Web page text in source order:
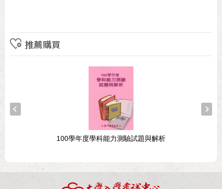
推薦購買
100學年度學科能力測驗試題與解析